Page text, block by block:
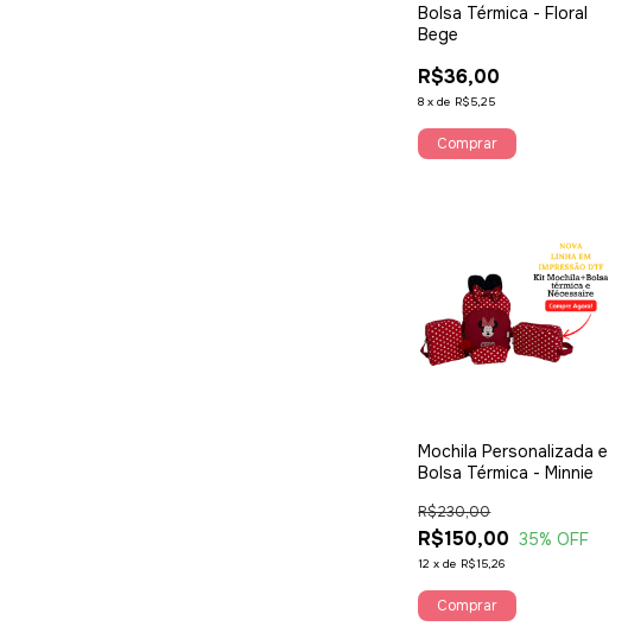
Bolsa Térmica - Floral
Bege
R$36,00
8 xde R$5,25
Mochila Personalizada e
Bolsa Térmica - Minnie
R$150,00
R$230,00
35% OFF
12 xde R$15,26
Comprar